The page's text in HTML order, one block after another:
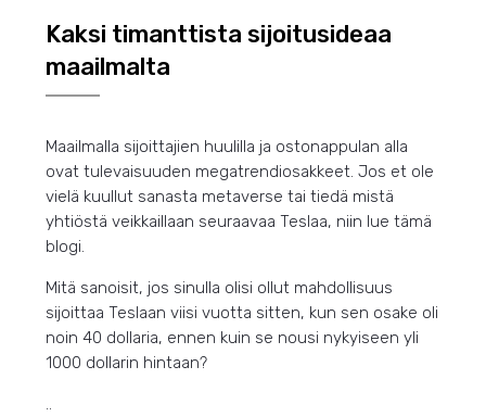
Kaksi timanttista sijoitusideaa
maailmalta
Maailmalla sijoittajien huulilla ja ostonappulan alla
ovat tulevaisuuden megatrendiosakkeet. Jos et ole
vielä kuullut sanasta metaverse tai tiedä mistä
yhtiöstä veikkaillaan seuraavaa Teslaa, niin lue tämä
blogi.
Mitä sanoisit, jos sinulla olisi ollut mahdollisuus
sijoittaa Teslaan viisi vuotta sitten, kun sen osake oli
noin 40 dollaria, ennen kuin se nousi nykyiseen yli
1000 dollarin hintaan?
..